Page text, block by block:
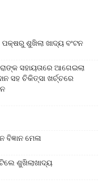
ପକ୍ଷରୁ ଶୁଖିଲା ଖାଦ୍ୟ ବଂଟନ
ସହାୟତାରେ ଆଗେଇଲା
ସହ ଚିକିତ୍ସା ଖର୍ଚ୍ଚରେ
ମେଳା
ଶୁଖିଲାଖାଦ୍ୟ